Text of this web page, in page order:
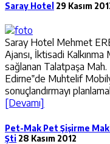
Saray Hotel 29 Kasım
Saray Hotel Mehmet
Ajansı, İktisadi
sağlanan Talatpaşa
Edirne‟de Muhtelif
sonuçlandırmayı
[Devamı]
Pet-Mak Pet Şişirme
Şti 28 Kasım 2012